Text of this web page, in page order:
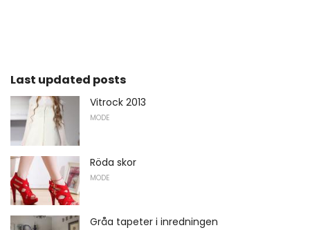
Last updated posts
Vitrock 2013
MODE
Röda skor
MODE
Gråa tapeter i inredningen